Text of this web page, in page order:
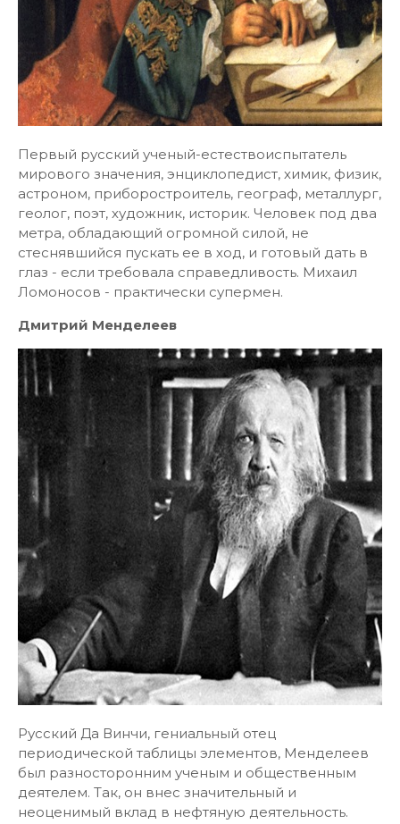
Первый русский ученый-естествоиспытатель
мирового значения, энциклопедист, химик, физик,
астроном, приборостроитель, географ, металлург,
геолог, поэт, художник, историк. Человек под два
метра, обладающий огромной силой, не
стеснявшийся пускать ее в ход, и готовый дать в
глаз - если требовала справедливость. Михаил
Ломоносов - практически супермен.
Дмитрий Менделеев
Русский Да Винчи, гениальный отец
периодической таблицы элементов, Менделеев
был разносторонним ученым и общественным
деятелем. Так, он внес значительный и
неоценимый вклад в нефтяную деятельность.